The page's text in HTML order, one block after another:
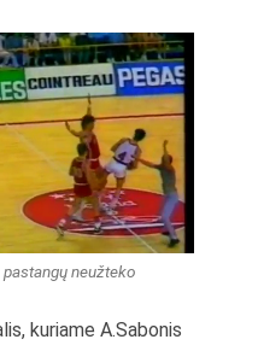
neužteko
kuriame A.Sabonis